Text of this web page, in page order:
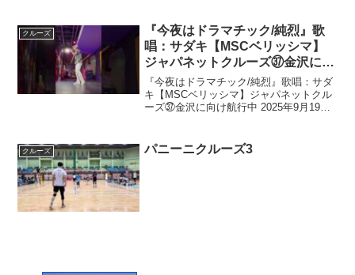
クルーズ
『今夜はドラマチック/純烈』歌
唱：サダキ【MSCベリッシマ】
ジャパネットクルーズ㊲金沢に向
け航行中 2025年9月19日(金)
『今夜はドラマチック/純烈』歌唱：サダ
キ【MSCベリッシマ】ジャパネットクル
ーズ㊲金沢に向け航行中 2025年9月19日
ドラマチック/純烈』歌唱：サダキ#今...
クルーズ パニーニクルーズ3